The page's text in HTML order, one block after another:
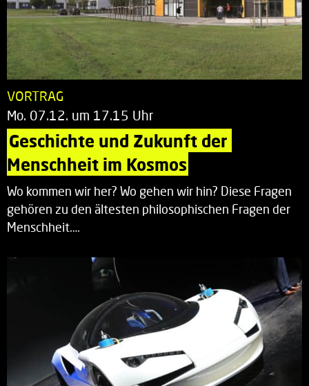
VORTRAG
Mo. 07.12. um 17.15 Uhr
Geschichte und Zukunft der
Menschheit im Kosmos
Wo kommen wir her? Wo gehen wir hin? Diese Fragen
gehören zu den ältesten philosophischen Fragen der
Menschheit.…